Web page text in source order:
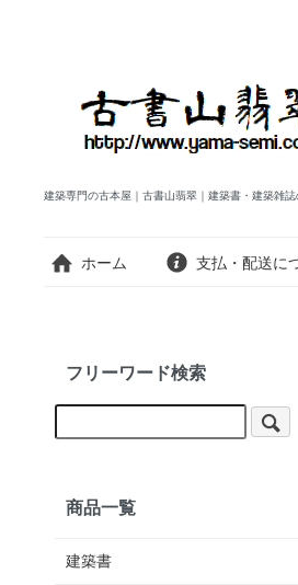
建築専門の古本屋｜古書山翡翠｜建築書・建築雑
ホーム 支払・配送に
フリーワード検索
商品一覧
建築書